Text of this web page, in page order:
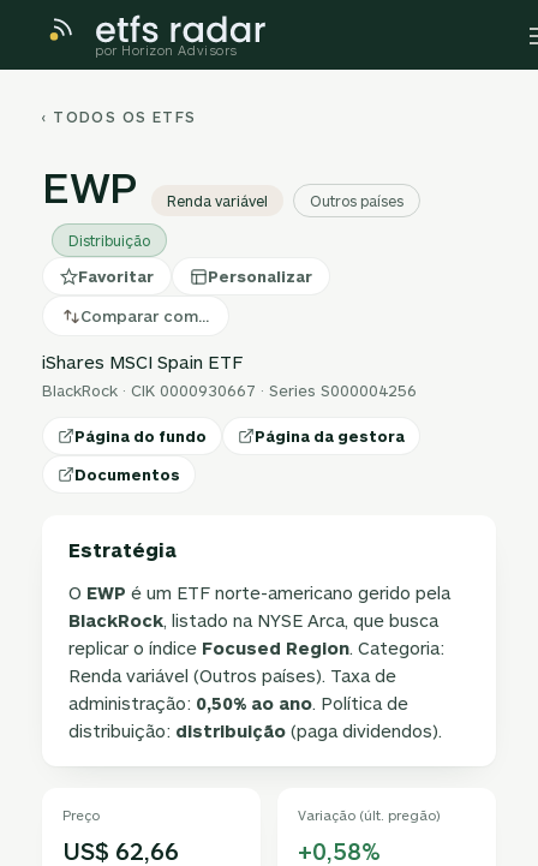
por Horizon Advisors
‹ TODOS OS ETFS
EWP Renda variável Outros países
Distribuição
Favoritar Personalizar
Comparar com…
iShares MSCI Spain ETF
BlackRock · CIK 0000930667 · Series S000004256
Página do fundo
Página da gestora
Documentos
Estratégia
O EWP é um ETF norte-americano gerido pela
BlackRock, listado na NYSE Arca, que busca
replicar o índice Focused Region. Categoria:
Renda variável (Outros países). Taxa de
administração: 0,50% ao ano. Política de
distribuição: distribuição (paga dividendos).
Preço
US$ 62,66
Variação (últ. pregão)
+0,58%